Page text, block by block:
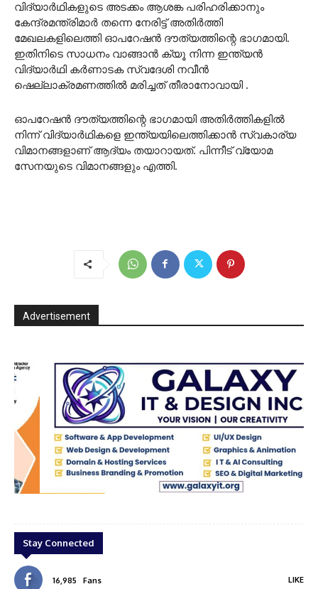
വിദ്യാർഥികളുടെ അടക്കം ആശങ്ക പരിഹരിക്കാനും
കേന്ദ്രമന്ത്രിമാർ തന്നെ നേരിട്ട് അതിർത്തി
മേഖലകളിലെത്തി ഓപറേഷൻ ദൗത്യത്തിന്റെ ഭാ​ഗമായി.
ഇതിനിടെ സാധനം വാങ്ങാൻ ക്യൂ നിന്ന ഇന്ത്യൻ
വിദ്യാർഥി കർണാടക സ്വദേശി നവീൻ
ഷെല്ലാക്രമണത്തിൽ മരിച്ചത് തീരാ‌നോവായി .
ഓപറേഷൻ ദൗത്യത്തിന്റെ ഭാ​ഗമായി അതിർത്തികളിൽ
നിന്ന് വിദ്യാർഥികളെ ഇന്ത്യയിലെത്തിക്കാൻ സ്വകാര്യ
വിമാനങ്ങളാണ് ആദ്യം തയാറായത്. പിന്നീട് വ്യോമ
സേനയുടെ വിമാനങ്ങളും എത്തി.
Advertisement
Stay Connected
16,985 Fans LIKE